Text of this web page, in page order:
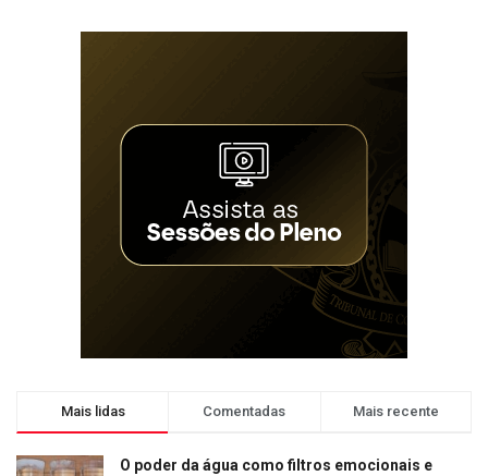
Mais lidas Comentadas Mais recente
O poder da água como filtros emocionais e